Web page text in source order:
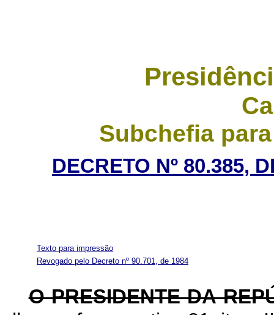
Subchefia
DECRETO Nº 80.385,
Texto para impressão
Revogado pelo Decreto nº 90.701, de 1984
O PRESIDENTE DA